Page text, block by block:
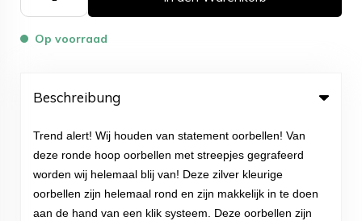
Op voorraad
Beschreibung
Trend alert! Wij houden van statement oorbellen! Van
deze ronde hoop oorbellen met streepjes gegrafeerd
worden wij helemaal blij van! Deze zilver kleurige
oorbellen zijn helemaal rond en zijn makkelijk in te doen
aan de hand van een klik systeem. Deze oorbellen zijn